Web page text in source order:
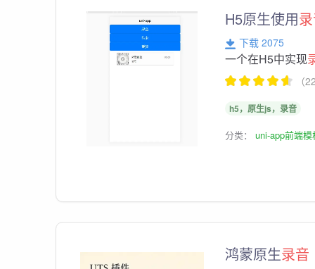
H5原生使用
下载 2075
一个在H5中实现
（
h5，原生js，录音
分类：uni-app前端模
鸿蒙原生录音